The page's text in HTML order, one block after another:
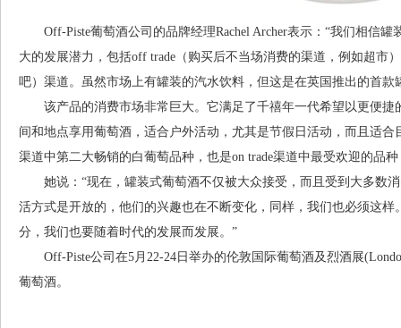
Off-Piste葡萄酒公司的品牌经理Rachel Archer表示：“我们相信罐
大的发展潜力，包括off trade（购买后不当场消费的渠道，例如超市
吧）渠道。虽然市场上有罐装的汽水饮料，但这是在英国推出的首款
该产品的消费市场非常巨大。它满足了千禧年一代希望以更便捷
间和地点享用葡萄酒，适合户外活动，尤其是节假日活动，而且适
渠道中第二大畅销的白葡萄品种，也是on trade渠道中最受欢迎的品
她说：“现在，罐装式葡萄酒不仅被大众接受，而且受到大多数
活方式是开放的，他们的兴趣也在不断变化，同样，我们也必须这
分，我们也要随着时代的发展而发展。”
Off-Piste公司在5月22-24日举办的伦敦国际葡萄酒及烈酒展
葡萄酒。